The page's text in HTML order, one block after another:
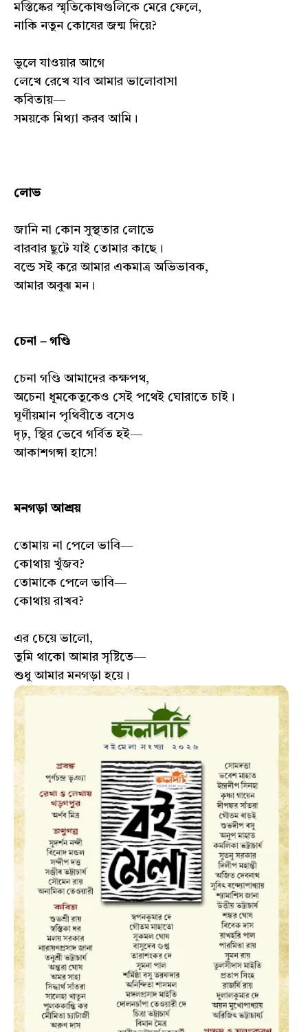
মস্তিষ্কের স্মৃতিকোষগুলিকে মেরে ফেলে,
নাকি নতুন কোষের জন্ম দিয়ে?
ভুলে যাওয়ার আগে
লেখে রেখে যাব আমার ভালোবাসা
কবিতায়—
সময়কে মিথ্যা করব আমি।
লোভ
জানি না কোন সুস্থতার লোভে
বারবার ছুটে যাই তোমার কাছে।
বন্ডে সই করে আমার একমাত্র অভিভাবক,
আমার অবুঝ মন।
চেনা – গণ্ডি
চেনা গণ্ডি আমাদের কক্ষপথ,
অচেনা ধূমকেতুকেও সেই পথেই ঘোরাতে চাই।
ঘূর্ণীয়মান পৃথিবীতে বসেও
দৃঢ়, স্থির ভেবে গর্বিত হই—
আকাশগঙ্গা হাসে!
মনগড়া আশ্রয়
তোমায় না পেলে ভাবি—
কোথায় খুঁজব?
তোমাকে পেলে ভাবি—
কোথায় রাখব?
এর চেয়ে ভালো,
তুমি থাকো আমার সৃষ্টিতে—
শুধু আমার মনগড়া হয়ে।